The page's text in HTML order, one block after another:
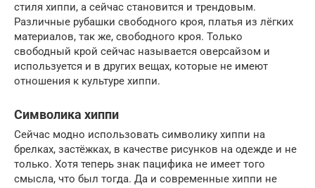
стиля хиппи, а сейчас становится и трендовым.
Различные рубашки свободного кроя, платья из лёгких
материалов, так же, свободного кроя. Только
свободный крой сейчас называется оверсайзом и
используется и в других вещах, которые не имеют
отношения к культуре хиппи.
Символика хиппи
Сейчас модно использовать символику хиппи на
брелках, застёжках, в качестве рисунков на одежде и не
только. Хотя теперь знак пацифика не имеет того
смысла, что был тогда. Да и современные хиппи не